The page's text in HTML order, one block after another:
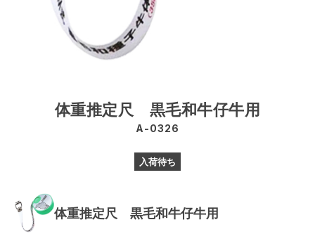
体重推定尺 黒毛和牛仔牛用
A-0326
入荷待ち
体重推定尺 黒毛和牛仔牛用